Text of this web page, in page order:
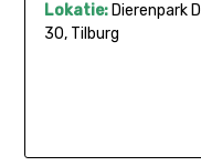
Lokatie:Dierenpark
30, Tilburg